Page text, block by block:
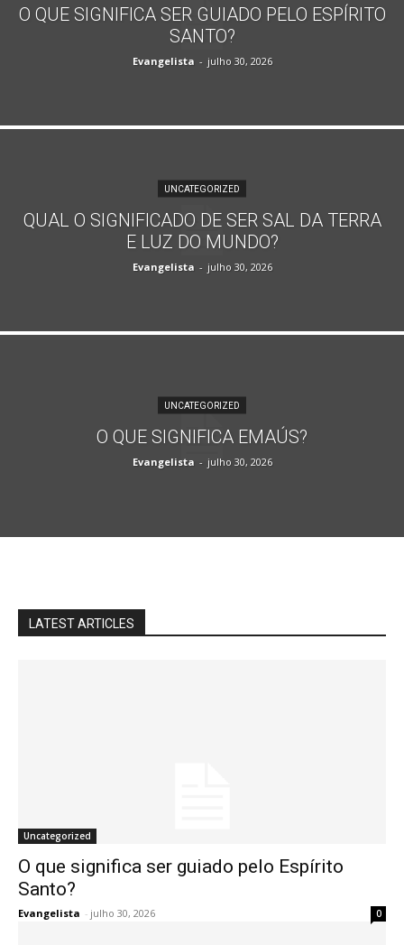
O QUE SIGNIFICA SER GUIADO PELO ESPÍRITO
SANTO?
Evangelista - julho 30, 2026
UNCATEGORIZED
QUAL O SIGNIFICADO DE SER SAL DA TERRA
E LUZ DO MUNDO?
Evangelista - julho 30, 2026
UNCATEGORIZED
O QUE SIGNIFICA EMAÚS?
Evangelista - julho 30, 2026
LATEST ARTICLES
Uncategorized
O que significa ser guiado pelo Espírito
Santo?
Evangelista - julho 30, 2026 0